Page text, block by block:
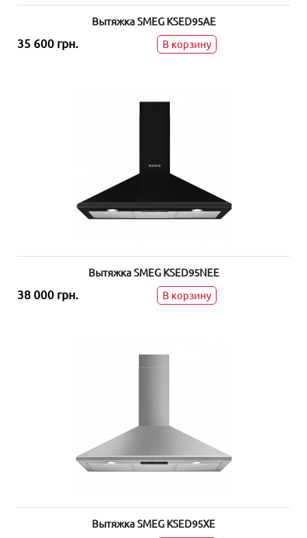
Вытяжка SMEG KSED95AE
35 600 грн. В корзину
Вытяжка SMEG KSED95NEE
38 000 грн. В корзину
Вытяжка SMEG KSED95XE